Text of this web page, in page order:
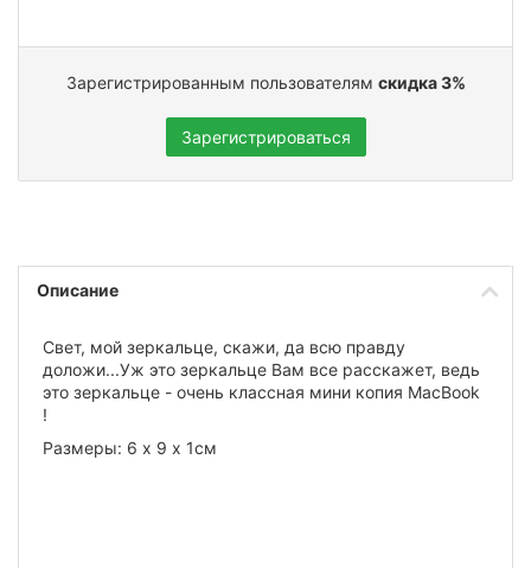
Зарегистрированным пользователям скидка 3%
Зарегистрироваться
Описание
Свет, мой зеркальце, скажи, да всю правду
доложи...Уж это зеркальце Вам все расскажет, ведь
это зеркальце - очень классная мини копия MacBook
!
Размеры: 6 х 9 х 1см